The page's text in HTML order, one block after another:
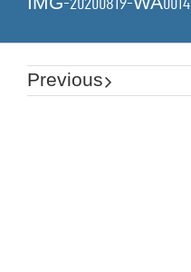
Previous